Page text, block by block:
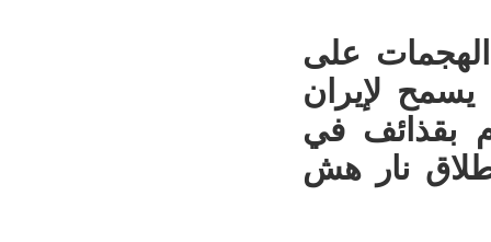
على
يسمح لإيران
بقذائف في
نار هش